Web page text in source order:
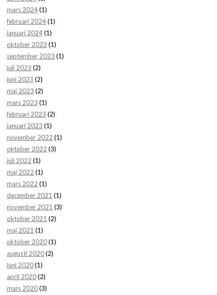
mars 2024(1)
februari 2024(1)
januari 2024(1)
oktober 2023 (1)
september 2023 (1)
juli 2023 (2)
juni 2023 (2)
maj 2023 (2)
mars 2023 (1)
februari 2023 (2)
januari 2023 (1)
november 2022 (1)
oktober 2022 (3)
juli 2022 (1)
maj 2022 (1)
mars 2022 (1)
december 2021 (1)
november 2021 (3)
oktober 2021 (2)
maj 2021 (1)
oktober 2020(1)
augusti 2020(2)
juni 2020(1)
april 2020(2)
mars 2020(3)